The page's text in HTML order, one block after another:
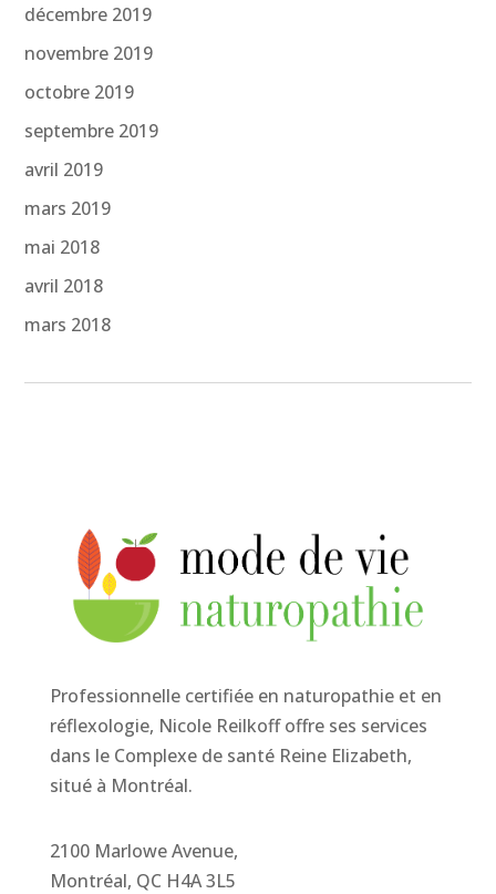
décembre 2019
novembre 2019
octobre 2019
septembre 2019
avril 2019
mars 2019
mai 2018
avril 2018
mars 2018
Professionnelle certifiée en naturopathie et en
réflexologie, Nicole Reilkoff offre ses services
dans le Complexe de santé Reine Elizabeth,
situé à Montréal.
2100 Marlowe Avenue,
Montréal, QC H4A 3L5